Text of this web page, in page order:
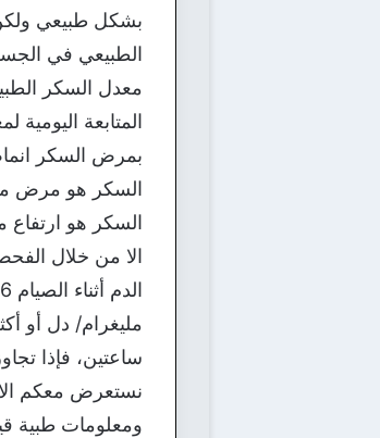
بشكل طبيعي
الطبيعي في
المتابعة
بمرض السكر
السكر هو مرض
السكر هو
الا من خلال
مليغرام/ دل أو
نستعرض معكم
ومعلومات طبية